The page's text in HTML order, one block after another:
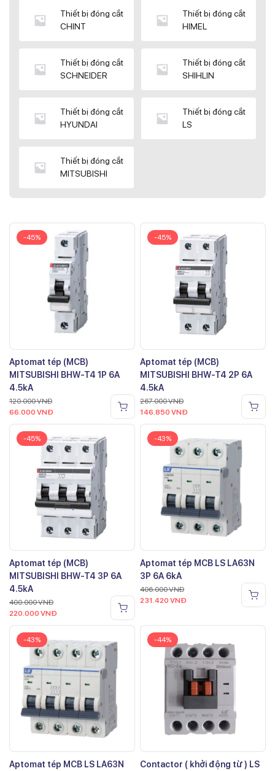
Thiết bị đóng cắt
CHINT
Thiết bị đóng cắt
HIMEL
Thiết bị đóng cắt
SCHNEIDER
Thiết bị đóng cắt
SHIHLIN
Thiết bị đóng cắt
HYUNDAI
Thiết bị đóng cắt
LS
Thiết bị đóng cắt
MITSUBISHI
-45%
Aptomat tép (MCB)
MITSUBISHI BHW-T4 1P 6A
4.5kA
120.000VNĐ
66.000 VNĐ
-45%
Aptomat tép (MCB)
MITSUBISHI BHW-T4 2P 6A
4.5kA
267.000VNĐ
146.850 VNĐ
-45%
Aptomat tép (MCB)
MITSUBISHI BHW-T4 3P 6A
4.5kA
400.000VNĐ
220.000 VNĐ
-43%
Aptomat tép MCB LS LA63N
3P 6A 6kA
406.000VNĐ
231.420 VNĐ
-43%
Aptomat tép MCB LS LA63N
-44%
Contactor ( khởi động từ ) LS